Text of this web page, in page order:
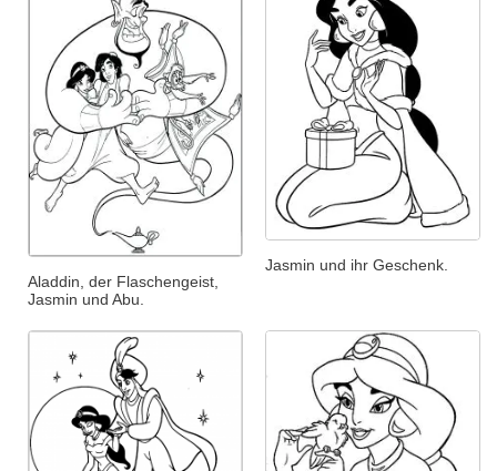
Aladdin, der Flaschengeist,
Jasmin und Abu.
Jasmin und ihr Geschenk.